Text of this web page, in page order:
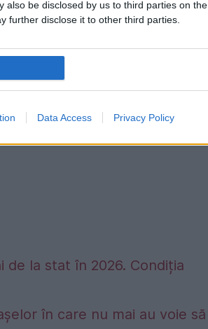
also be disclosed by us to third parties on the
further disclose it to other third parties.
Data Access Privacy Policy
plătite.
de la stat în 2026. Condiția
în care nu mai au voie să